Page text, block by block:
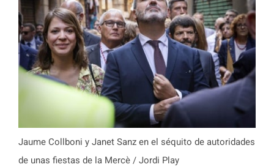
Jaume Collboni y Janet Sanz en el séquito de autoridades
de unas fiestas de la Mercè / Jordi Play